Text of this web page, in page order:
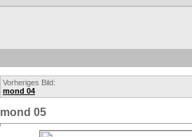
Vorheriges Bild:
mond 04
mond 05